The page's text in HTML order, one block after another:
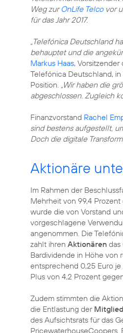
Weg zur OnLife Telcovor
für das Jahr 2017.
„Telefónica Deutschland
behauptet und die
Markus Haas, Vorsitzender
Telefónica Deutschland,
Position. „Wir haben die
abgeschlossen. Zugleich
Finanzvorstand Rachel
sind bestens aufgestellt,
Doch die digitale
Aktionäre
Im Rahmen der
Mehrheit von 99,4
wurde die von Vorstand
vorgeschlagene
angenommen. Die
zahlt ihren Aktionären das
Bardividende in Höhe von
entsprechend 0,25 Euro
Plus von 4,2 Prozent
Zudem stimmten die
die Entlastung der
des Aufsichtsrats für das
PricewaterhouseCoopers.